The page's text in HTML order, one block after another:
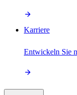
Karriere
Entwickeln Sie